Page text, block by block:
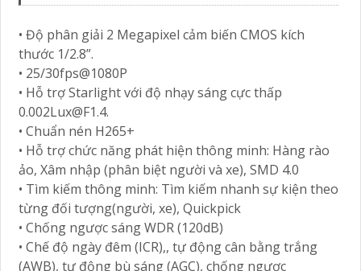
• Độ phân giải 2 Megapixel cảm biến CMOS kích
thước 1/2.8”.
• 25/30fps@1080P
• Hỗ trợ Starlight với độ nhạy sáng cực thấp
0.002Lux@F1.4.
• Chuẩn nén H265+
• Hỗ trợ chức năng phát hiện thông minh: Hàng rào
ảo, Xâm nhập (phân biệt người và xe), SMD 4.0
• Tìm kiếm thông minh: Tìm kiếm nhanh sự kiện theo
từng đối tượng(người, xe), Quickpick
• Chống ngược sáng WDR (120dB)
• Chế độ ngày đêm (ICR),, tự động cân bằng trắng
(AWB), tự động bù sáng (AGC), chống ngược